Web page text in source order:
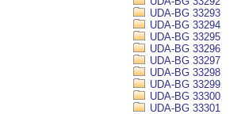
UDA-BG 33293
UDA-BG 33294
UDA-BG 33295
UDA-BG 33296
UDA-BG 33297
UDA-BG 33298
UDA-BG 33299
UDA-BG 33300
UDA-BG 33301